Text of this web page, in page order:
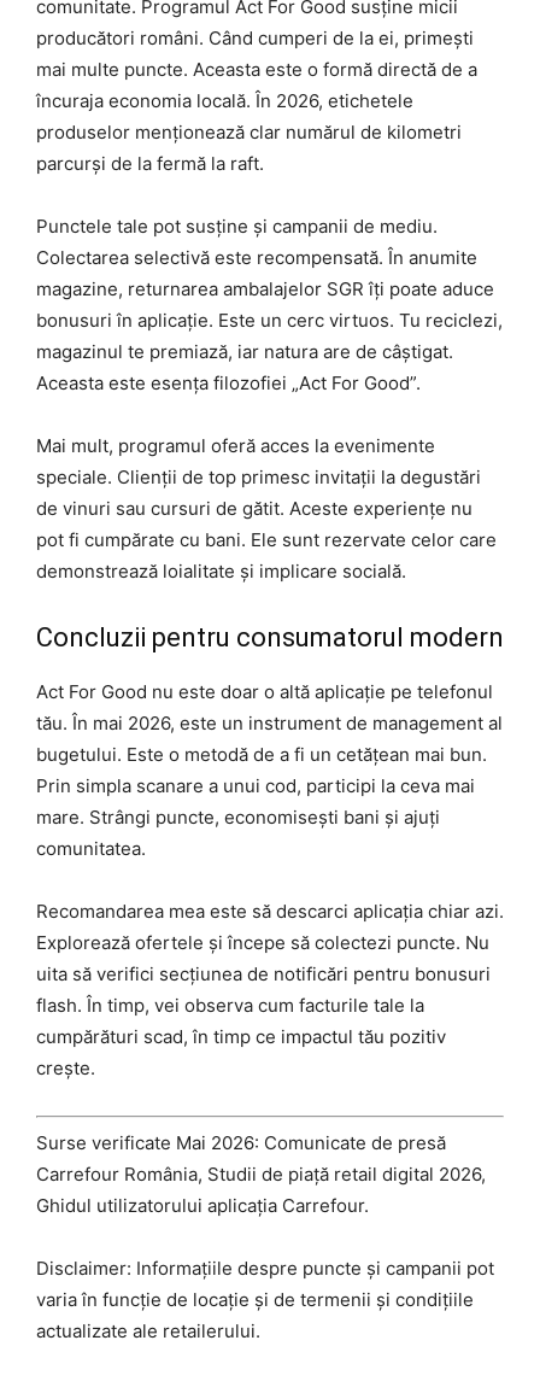
comunitate. Programul Act For Good susține micii
producători români. Când cumperi de la ei, primești
mai multe puncte. Aceasta este o formă directă de a
încuraja economia locală. În 2026, etichetele
produselor menționează clar numărul de kilometri
parcurși de la fermă la raft.
Punctele tale pot susține și campanii de mediu.
Colectarea selectivă este recompensată. În anumite
magazine, returnarea ambalajelor SGR îți poate aduce
bonusuri în aplicație. Este un cerc virtuos. Tu reciclezi,
magazinul te premiază, iar natura are de câștigat.
Aceasta este esența filozofiei „Act For Good”.
Mai mult, programul oferă acces la evenimente
speciale. Clienții de top primesc invitații la degustări
de vinuri sau cursuri de gătit. Aceste experiențe nu
pot fi cumpărate cu bani. Ele sunt rezervate celor care
demonstrează loialitate și implicare socială.
Concluzii pentru consumatorul modern
Act For Good nu este doar o altă aplicație pe telefonul
tău. În mai 2026, este un instrument de management al
bugetului. Este o metodă de a fi un cetățean mai bun.
Prin simpla scanare a unui cod, participi la ceva mai
mare. Strângi puncte, economisești bani și ajuți
comunitatea.
Recomandarea mea este să descarci aplicația chiar azi.
Explorează ofertele și începe să colectezi puncte. Nu
uita să verifici secțiunea de notificări pentru bonusuri
flash. În timp, vei observa cum facturile tale la
cumpărături scad, în timp ce impactul tău pozitiv
crește.
Surse verificate Mai 2026: Comunicate de presă
Carrefour România, Studii de piață retail digital 2026,
Ghidul utilizatorului aplicația Carrefour.
Disclaimer: Informațiile despre puncte și campanii pot
varia în funcție de locație și de termenii și condițiile
actualizate ale retailerului.